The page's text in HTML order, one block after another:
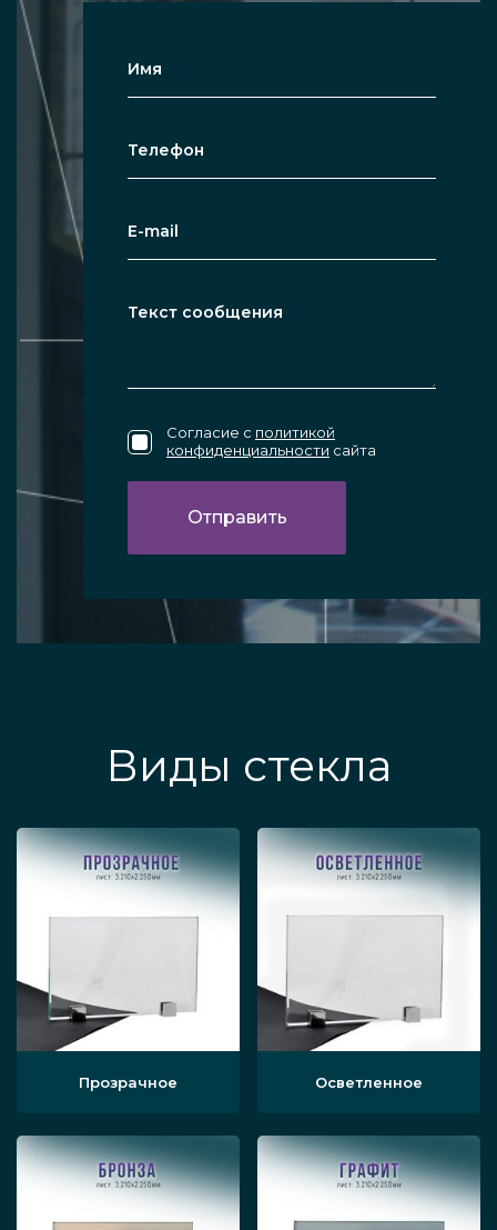
Согласие с политикой
конфиденциальности сайта
Виды стекла
Прозрачное Осветленное